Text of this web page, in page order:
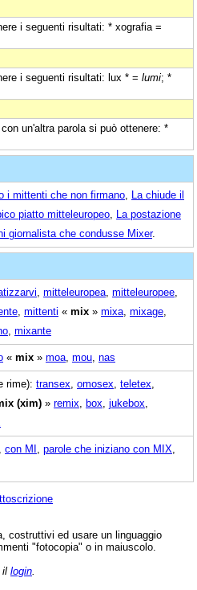
i seguenti risultati: * xografia =
i seguenti risultati: lux * = lumi; *
un'altra parola si può ottenere: *
i mittenti che non firmano La chiude il
piatto mitteleuropeo La postazione
giornalista che condusse Mixer.
mitteleuropea mitteleuropee
mittenti « mix » mixa mixage
mixante
« mix » moa mou nas
rime): transex omosex teletex
(xim) » remix box jukebox
con MI parole che iniziano con MIX
costruttivi ed usare un linguaggio
"fotocopia" o in maiuscolo.
il login